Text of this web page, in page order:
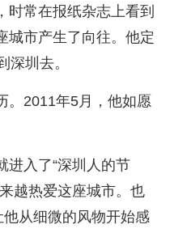
时常在报纸杂志上看到
城市产生了向往。他定
深圳去。
。2011年5月，他如愿
进入了“深圳人的节
越热爱这座城市。也
他从细微的风物开始感